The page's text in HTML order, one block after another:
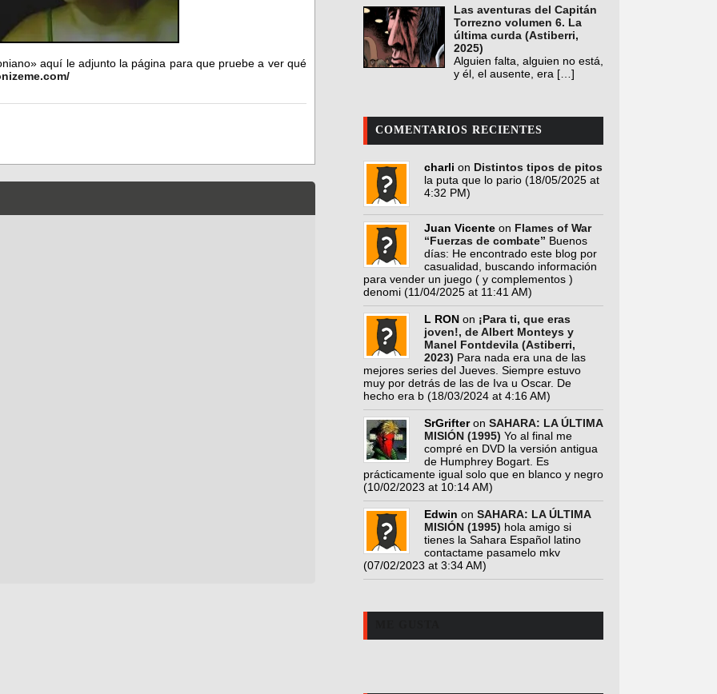
aquí le adjunto la página para que pruebe a ver qué
Las aventuras del Capitán
Torrezno volumen 6. La
última curda (Astiberri,
2025)
Alguien falta, alguien no está,
y él, el ausente, era […]
COMENTARIOS RECIENTES
charli on Distintos tipos de pitos
la puta que lo pario (18/05/2025 at
4:32 PM)
Juan Vicente on Flames of War
“Fuerzas de combate” Buenos
días: He encontrado este blog por
casualidad, buscando información
para vender un juego ( y complementos )
denomi (11/04/2025 at 11:41 AM)
L RON on ¡Para ti, que eras
joven!, de Albert Monteys y
Manel Fontdevila (Astiberri,
2023) Para nada era una de las
mejores series del Jueves. Siempre estuvo
muy por detrás de las de Iva u Oscar. De
hecho era b (18/03/2024 at 4:16 AM)
SrGrifteron SAHARA: LA ÚLTIMA
MISIÓN (1995) Yo al final me
compré en DVD la versión antigua
de Humphrey Bogart. Es
prácticamente igual solo que en blanco y negro
(10/02/2023 at 10:14 AM)
Edwin on SAHARA: LA ÚLTIMA
MISIÓN (1995) hola amigo si
tienes la Sahara Español latino
contactame pasamelo mkv
(07/02/2023 at 3:34 AM)